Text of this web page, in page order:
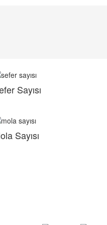
Sayısı
Sayısı